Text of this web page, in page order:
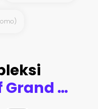
Aerial Pano of Grand Anse beach at La Digue island in Seychelles. White sandy beach with blue ocean lagoon and catamaran yacht moored